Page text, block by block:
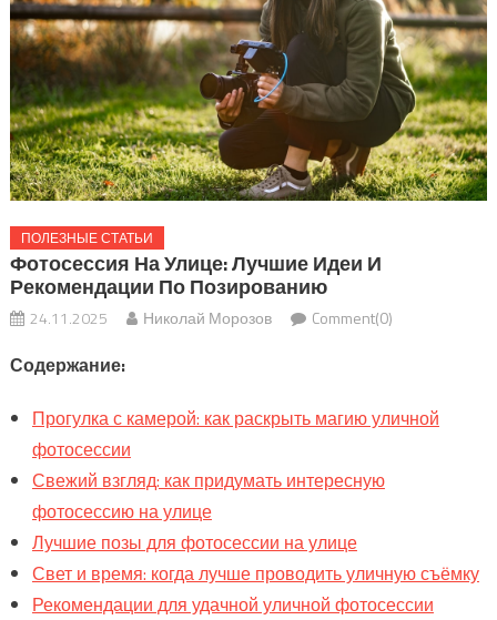
ПОЛЕЗНЫЕ СТАТЬИ
Фотосессия На Улице: Лучшие Идеи И
Рекомендации По Позированию
24.11.2025 Николай Морозов Comment(0)
Содержание:
Прогулка с камерой: как раскрыть магию уличной
фотосессии
Свежий взгляд: как придумать интересную
фотосессию на улице
Лучшие позы для фотосессии на улице
Свет и время: когда лучше проводить уличную съёмку
Рекомендации для удачной уличной фотосессии